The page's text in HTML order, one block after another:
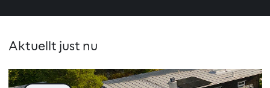
Aktuellt just nu